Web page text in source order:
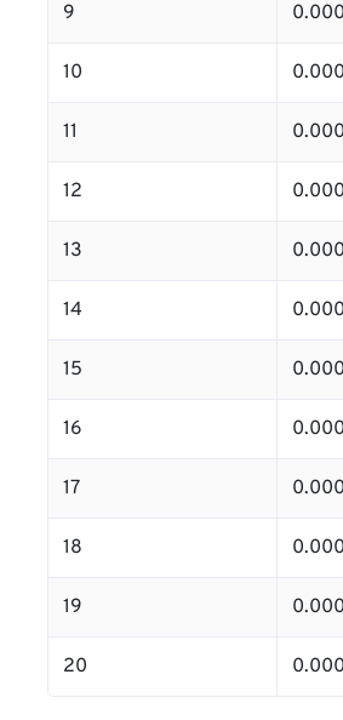
9
10
11
12
13
14
15
16
17
18
19
20